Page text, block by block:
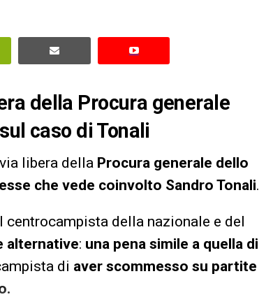
della Procura generale
caso di Tonali
libera della Procura generale dello
che vede coinvolto Sandro Tonali.
centrocampista della nazionale e del
alternative: una pena simile a quella di
di aver scommesso su partite